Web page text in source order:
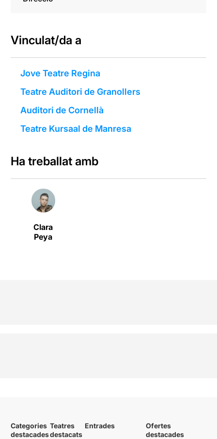
Vinculat/da a
Jove Teatre Regina
Teatre Auditori de Granollers
Auditori de Cornellà
Teatre Kursaal de Manresa
Ha treballat amb
Clara
Peya
Categories
destacades
Teatres
destacats
Entrades
Ofertes
destacades